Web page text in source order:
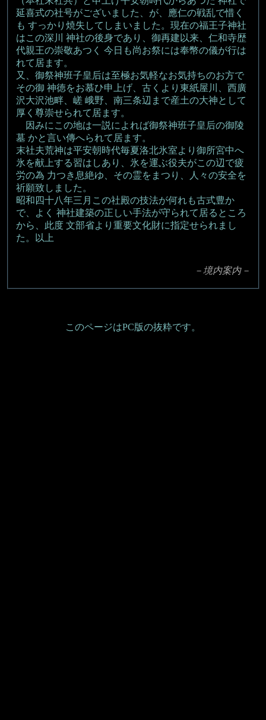
延喜式の社号がございました、が、應仁の戦乱で惜く
も すっかり焼失してしまいました。現在の福王子神社
はこの深川 神社の後身であり、御再建以来、仁和寺歴
代親王の崇敬あつく 今日も尚お祭には奉幣の儀が行は
れて居ます。
又、御祭神班子皇后は至極お気軽なお気持ちのお方で
その御 神徳をお慕ひ申上げ、古くより東紙屋川、西廣
沢大沢池畔、嵯 峨野、南三条辺まで産土の大神として
厚く尊崇せられて居ます。
因みにこの地は一説によれば御祭神班子皇后の御陵
墓 かと言い傳へられて居ます。
末社夫荒神は平安朝時代毎夏洛北氷室より御所宮中へ
氷を献上する習はしあり、氷を運ぶ役夫がこの辺で疲
労の為 力つき息絶ゆ、その霊をまつり、人々の安全を
祈願致しました。
昭和四十八年三月この社殿の技法が何れも古式豊か
で、よく 神社建築の正しい手法が守られて居るところ
から、此度 文部省より重要文化財に指定せられまし
た。以上
－境内案内－
このページはPC版の抜粋です。